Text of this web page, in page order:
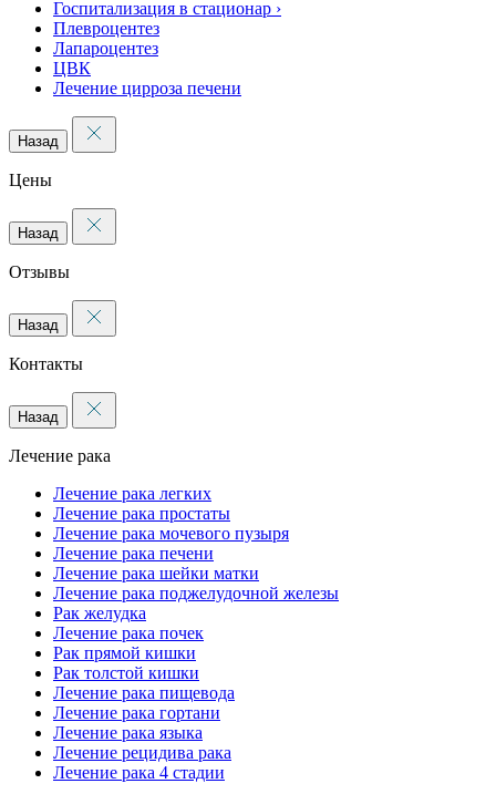
Госпитализация в стационар ›
Плевроцентез
Лапароцентез
ЦВК
Лечение цирроза печени
Назад
Цены
Назад
Отзывы
Назад
Контакты
Назад
Лечение рака
Лечение рака легких
Лечение рака простаты
Лечение рака мочевого пузыря
Лечение рака печени
Лечение рака шейки матки
Лечение рака поджелудочной железы
Рак желудка
Лечение рака почек
Рак прямой кишки
Рак толстой кишки
Лечение рака пищевода
Лечение рака гортани
Лечение рака языка
Лечение рецидива рака
Лечение рака 4 стадии